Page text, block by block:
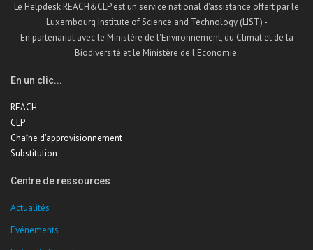
Le Helpdesk REACH&CLP est un service national d'assistance offert par le
Luxembourg Institute of Science and Technology (LIST) -
En partenariat avec le Ministère de l'Environnement, du Climat et de la
Biodiversité et le Ministère de l'Economie.
En un clic...
REACH
CLP
Chaîne d'approvisionnement
Substitution
Centre de ressources
Actualités
Evénements